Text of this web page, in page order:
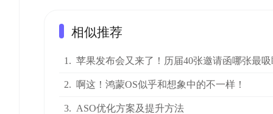
相似推荐
1. 苹果发布会又来了！历届40张邀请函哪张最
2. 啊这！鸿蒙OS似乎和想象中的不一样！
3. ASO优化方案及提升方法